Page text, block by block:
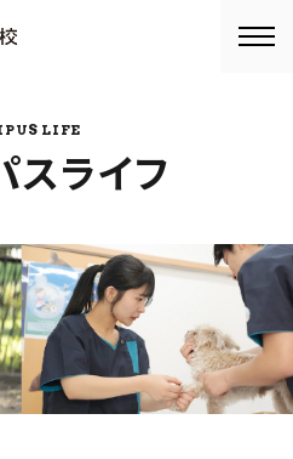
LIFE
スライフ